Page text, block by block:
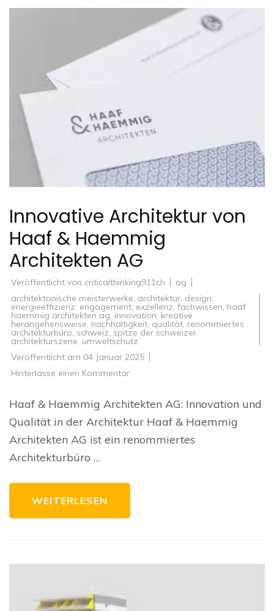
Innovative Architektur von
Haaf & Haemmig
Architekten AG
Veröffentlicht von criticalthinking911ch
ag
architektonische meisterwerke architektur design
energieeffizienz engagement exzellenz fachwissen haaf
haemmig architekten ag innovation kreative
herangehensweise nachhaltigkeit qualität renommiertes
architekturbüro schweiz spitze der schweizer
architekturszene umweltschutz
Veröffentlicht am 04 Januar 2025
Hinterlasse einen Kommentarzu
von
Haaf
Haemmig
AG
Haaf & Haemmig Architekten AG: Innovation und
Qualität in der Architektur Haaf & Haemmig
Architekten AG ist ein renommiertes
Architekturbüro …
WEITERLESEN